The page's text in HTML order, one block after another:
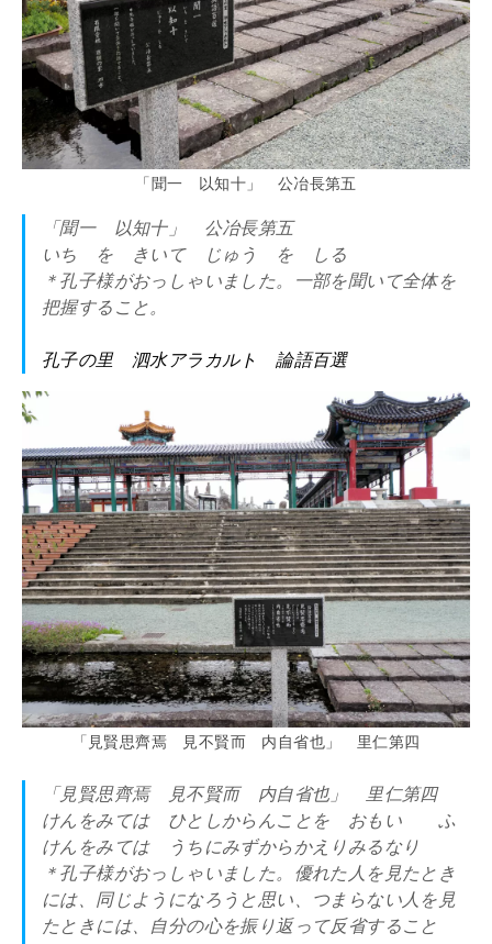
「聞一 以知十」 公冶長第五
「聞一 以知十」 公冶長第五
いち を きいて じゅう を しる
＊孔子様がおっしゃいました。一部を聞いて全体を
把握すること。
孔子の里 泗水アラカルト 論語百選
「見賢思齊焉 見不賢而 内自省也」 里仁第四
「見賢思齊焉 見不賢而 内自省也」 里仁第四
けんをみては ひとしからんことを おもい ふ
けんをみては うちにみずからかえりみるなり
＊孔子様がおっしゃいました。優れた人を見たとき
には、同じようになろうと思い、つまらない人を見
たときには、自分の心を振り返って反省すること